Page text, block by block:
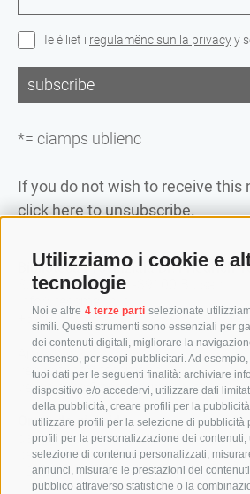
Utilizziamo i cookie e
tecnologie
Noi e altre 4 terze parti selezionate
simili. Questi strumenti sono essenziali per
dei contenuti digitali, migliorare la
consenso, per scopi pubblicitari. Ad
tuoi dati per le seguenti finalità: archiviare
dispositivo e/o accedervi, utilizzare dati
della pubblicità, creare profili per la
utilizzare profili per la selezione di pubblicità
profili per la personalizzazione dei
selezione di contenuti personalizzati,
annunci, misurare le prestazioni dei
pubblico attraverso statistiche o la
Ie é liet i regulamënc sun la privacyy
*= ciamps ublienc
If you do not wish to receive this
click here to unsubscribe.
Biblioteca Provinziala Dr. Friedrich
Streda A.-Diaz 8 / I-39100 Bulsan
+39 0471 471814
Aministrazion:
verwaltung@tessmann.it
verwaltung@pec.tessmann.it
Orars de giaurida:
dal lunesc al vënerdi dala 9:00 ala
de sada dala 9.00 ala 16.00 (lugio y
12:30)